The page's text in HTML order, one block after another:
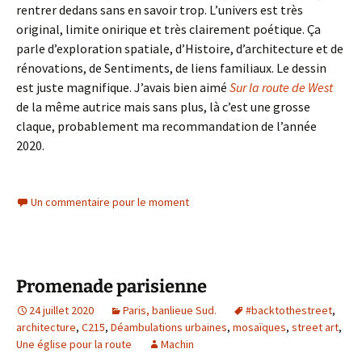
rentrer dedans sans en savoir trop. L’univers est très
original, limite onirique et très clairement poétique. Ça
parle d’exploration spatiale, d’Histoire, d’architecture et de
rénovations, de Sentiments, de liens familiaux. Le dessin
est juste magnifique. J’avais bien aimé Sur la route de West
de la même autrice mais sans plus, là c’est une grosse
claque, probablement ma recommandation de l’année
2020.
Un commentaire pour le moment
Promenade parisienne
24 juillet 2020 Paris, banlieue Sud. #backtothestreet,
architecture, C215, Déambulations urbaines, mosaïques, street art,
Une église pour la route
Machin